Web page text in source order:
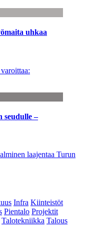
uhkaa
seudulle –
laajentaa Turun
Infra Kiinteistöt
Pientalo Projektit
Talotekniikka Talous